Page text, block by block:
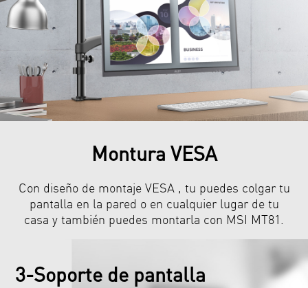
Montura VESA
Con diseño de montaje VESA , tu puedes colgar tu
pantalla en la pared o en cualquier lugar de tu
casa y también puedes montarla con MSI MT81.
3-Soporte de pantalla